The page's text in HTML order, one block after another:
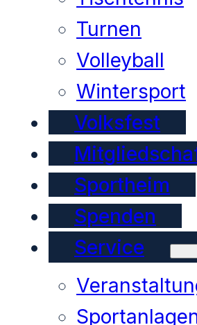
Turnen
Volleyball
Wintersport
Volksfest
Sportheim
Spenden
Service